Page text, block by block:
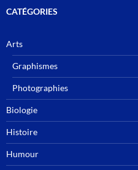
CATÉGORIES
Arts
Graphismes
Photographies
Biologie
Histoire
Humour